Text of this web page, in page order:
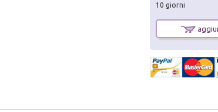
10 giorni